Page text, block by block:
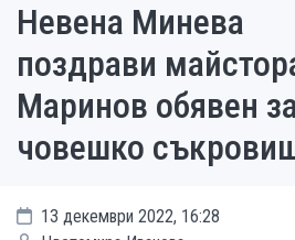
Невена Минева
поздрави
Маринов обявен
човешко
13 декември 2022, 16:28